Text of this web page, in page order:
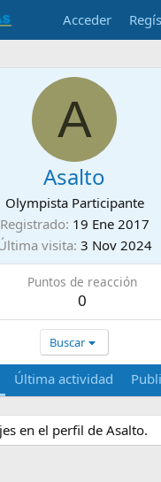
Acceder
A
Asalto
Olympista Participante
Registrado 19 Ene 2017
visita 3 Nov 2024
Puntos de reacción
0
Buscar
Última actividad
en el perfil de Asalto.